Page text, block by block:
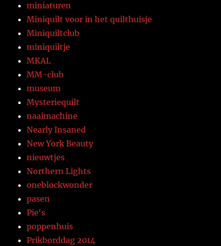
miniaturen
Miniquilt voor in het quilthuisje
Miniquiltclub
miniquiltje
MKAL
MM-club
museum
Mysteriequilt
naaimachine
Nearly Insaned
New York Beauty
nieuwtjes
Northern Lights
oneblockwonder
pasen
Pie's
poppenhuis
Prikborddag 2014